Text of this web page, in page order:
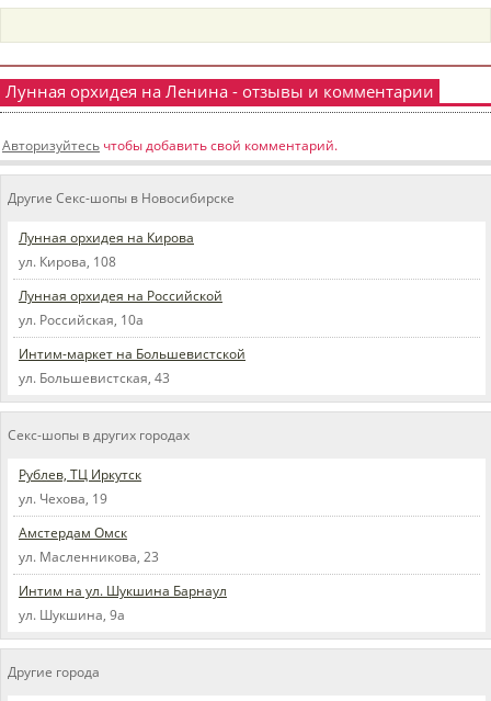
пїЅпїЅпїЅпїЅпїЅпїЅпїЅпїЅпїЅпїЅпїЅ
пїЅпїЅпїЅ
пїЅпїЅпїЅпїЅпїЅпїЅпїЅпїЅпїЅ
пїЅпїЅпїЅ пїЅпїЅпїЅпїЅпїЅ
пїЅпїЅпїЅ пїЅпїЅпїЅпїЅпїЅпїЅ
пїЅпїЅпїЅпїЅпїЅ
пїЅпїЅпїЅпїЅпїЅпїЅпїЅпїЅпїЅпїЅ
Лунная орхидея на Ленина - отзывы и комментарии
Авторизуйтесь чтобы добавить свой комментарий.
Другие Секс-шопы в Новосибирске
Лунная орхидея на Кирова
ул. Кирова, 108
Лунная орхидея на Российской
ул. Российская, 10а
Интим-маркет на Большевистской
ул. Большевистская, 43
Секс-шопы в других городах
Рублев, ТЦ Иркутск
ул. Чехова, 19
Амстердам Омск
ул. Масленникова, 23
Интим на ул. Шукшина Барнаул
ул. Шукшина, 9а
Другие города